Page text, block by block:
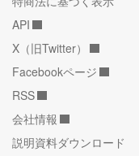
API
X（旧Twitter）
Facebookページ
RSS
会社情報
説明資料ダウンロード